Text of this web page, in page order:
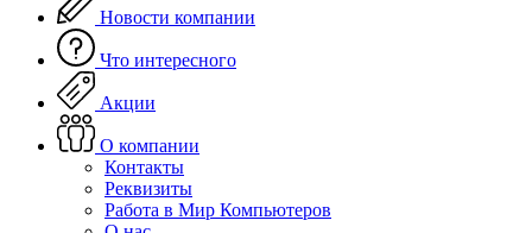
Новости компании
Что интересного
Акции
О компании
Контакты
Реквизиты
Работа в Мир Компьютеров